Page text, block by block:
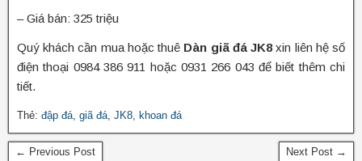
– Giá bán: 325 triệu
Quý khách cần mua hoặc thuê Dàn giã đá JK8 xin liên hệ số
điện thoại 0984 386 911 hoặc 0931 266 043 để biết thêm chi
tiết.
Thẻ: đập đá giã đá JK8 khoan đá
← Previous Post Next Post →